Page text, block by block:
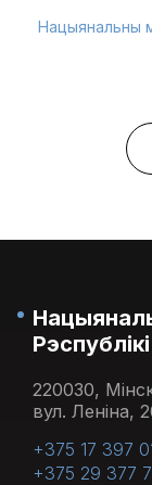
Нацыянальны
220030,
вул. Леніна,
+375 17 397
+375 29 377